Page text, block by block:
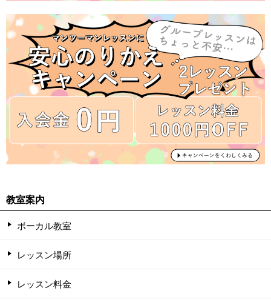
教室案内
ボーカル教室
レッスン場所
レッスン料金